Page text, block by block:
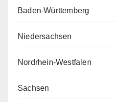
Baden-Württemberg
Niedersachsen
Nordrhein-Westfalen
Sachsen